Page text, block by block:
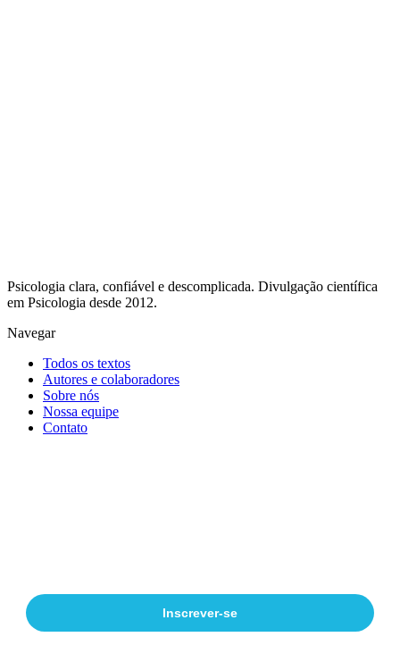
Psicologia clara, confiável e descomplicada. Divulgação científica
em Psicologia desde 2012.
Navegar
Todos os textos
Autores e colaboradores
Sobre nós
Nossa equipe
Contato
Inscrever-se